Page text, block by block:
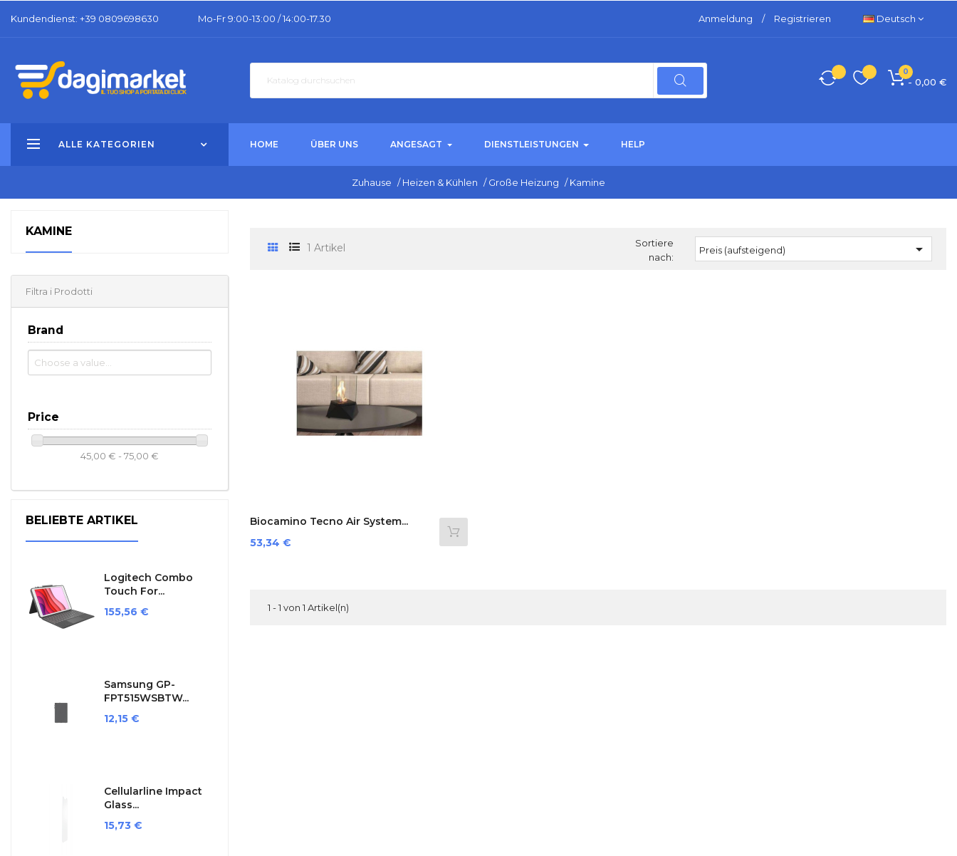
Kundendienst: +39 0809698630 Mo-Fr 9:00-13:00 / 14:00-17.30 Anmeldung / Registrieren Deutsch
0
- 0,00 €
ALLE KATEGORIEN HOME ÜBER UNS ANGESAGT DIENSTLEISTUNGEN HELP
Zuhause / Heizen & Kühlen / Große Heizung / Kamine
KAMINE
Filtra i Prodotti
Brand
Price
45,00 € - 75,00 €
BELIEBTE ARTIKEL
Logitech Combo
Touch For...
Preis
155,56 €
Samsung GP-
FPT515WSBTW...
Preis
12,15 €
Cellularline Impact
Glass...
Preis
15,73 €
1 Artikel
Sortiere
nach:
Preis (aufsteigend) 
Biocamino Tecno Air System...
Preis
53,34 €
1 - 1 von 1 Artikel(n)